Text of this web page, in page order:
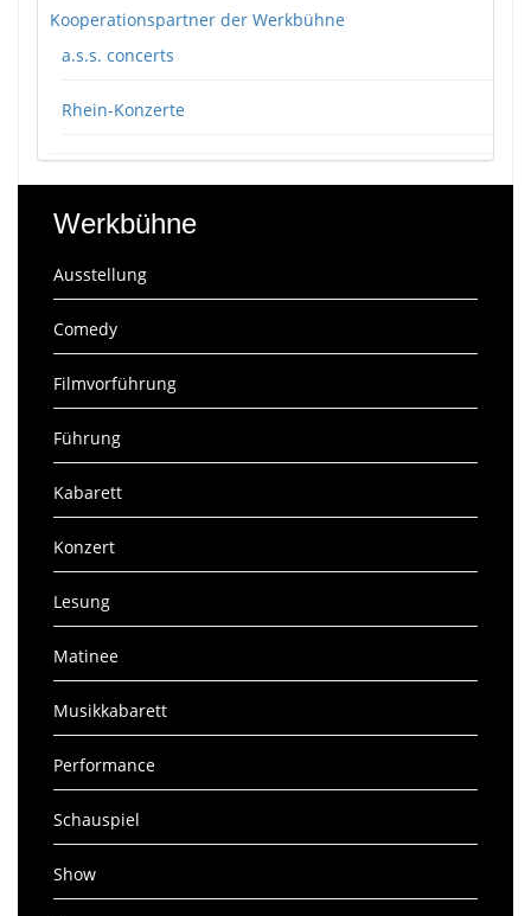
Kooperationspartner der Werkbühne
a.s.s. concerts
Rhein-Konzerte
Werkbühne
Ausstellung
Comedy
Filmvorführung
Führung
Kabarett
Konzert
Lesung
Matinee
Musikkabarett
Performance
Schauspiel
Show